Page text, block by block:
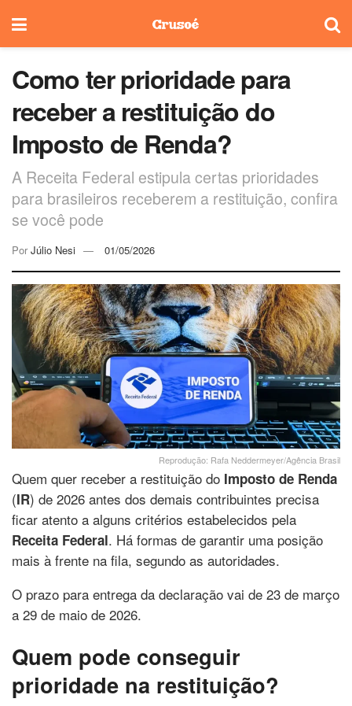
Como ter prioridade para
receber a restituição do
Imposto de Renda?
A Receita Federal estipula certas prioridades
para brasileiros receberem a restituição, confira
se você pode
Por Júlio Nesi 01/05/2026
Reprodução: Rafa Neddermeyer/Agência Brasil
Quem quer receber a restituição do Imposto de Renda
(IR) de 2026 antes dos demais contribuintes precisa
ficar atento a alguns critérios estabelecidos pela
Receita Federal. Há formas de garantir uma posição
mais à frente na fila, segundo as autoridades.
O prazo para entrega da declaração vai de 23 de março
a 29 de maio de 2026.
Quem pode conseguir
prioridade na restituição?